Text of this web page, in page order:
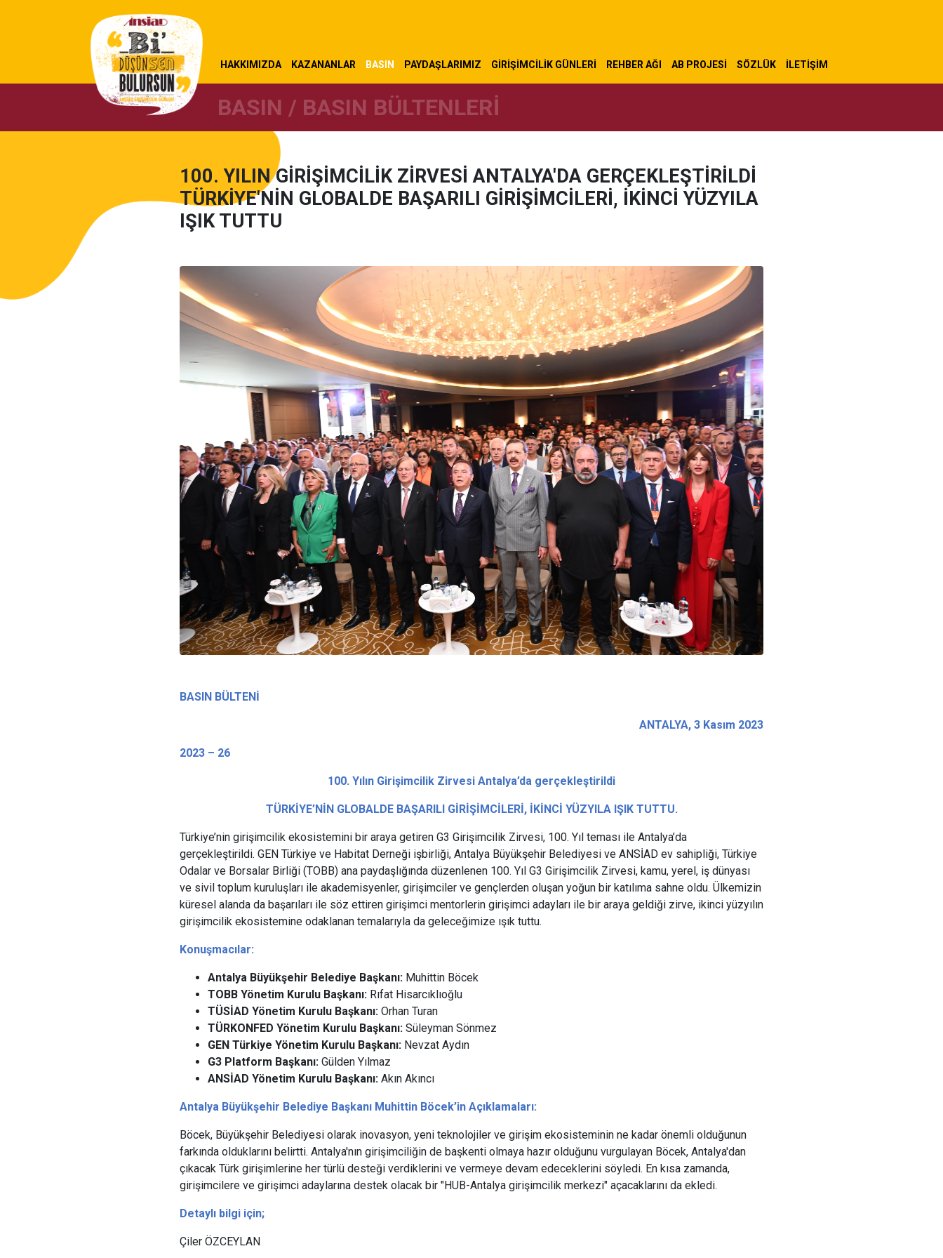
HAKKIMIZDA KAZANANLAR BASIN PAYDAŞLARIMIZ GIRIŞIMCILIK GÜNLERI REHBER AĞI AB PROJESİ SÖZLÜK İLETIŞIM
BASIN / BASIN BÜLTENLERI
100. YILIN GİRİŞİMCİLİK ZİRVESİ ANTALYA'DA GERÇEKLEŞTİRİLDİ
TÜRKİYE'NİN GLOBALDE BAŞARILI GİRİŞİMCİLERİ, İKİNCİ YÜZYILA
IŞIK TUTTU
BASIN BÜLTENİ
ANTALYA, 3 Kasım 2023
2023 – 26
100. Yılın Girişimcilik Zirvesi Antalya’da gerçekleştirildi
TÜRKİYE’NİN GLOBALDE BAŞARILI GİRİŞİMCİLERİ, İKİNCİ YÜZYILA IŞIK TUTTU.
Türkiye’nin girişimcilik ekosistemini bir araya getiren G3 Girişimcilik Zirvesi, 100. Yıl teması ile Antalya’da
gerçekleştirildi. GEN Türkiye ve Habitat Derneği işbirliği, Antalya Büyükşehir Belediyesi ve ANSİAD ev sahipliği, Türkiye
Odalar ve Borsalar Birliği (TOBB) ana paydaşlığında düzenlenen 100. Yıl G3 Girişimcilik Zirvesi, kamu, yerel, iş dünyası
ve sivil toplum kuruluşları ile akademisyenler, girişimciler ve gençlerden oluşan yoğun bir katılıma sahne oldu. Ülkemizin
küresel alanda da başarıları ile söz ettiren girişimci mentorlerin girişimci adayları ile bir araya geldiği zirve, ikinci yüzyılın
girişimcilik ekosistemine odaklanan temalarıyla da geleceğimize ışık tuttu.
Konuşmacılar:
Antalya Büyükşehir Belediye Başkanı:Muhittin Böcek
TOBB Yönetim Kurulu Başkanı:Rıfat Hisarcıklıoğlu
TÜSİAD Yönetim Kurulu Başkanı:Orhan Turan
TÜRKONFED Yönetim Kurulu Başkanı:Süleyman Sönmez
GEN Türkiye Yönetim Kurulu Başkanı:Nevzat Aydın
G3 Platform Başkanı:Gülden Yılmaz
ANSİAD Yönetim Kurulu Başkanı:Akın Akıncı
Antalya Büyükşehir Belediye Başkanı Muhittin Böcek’in Açıklamaları:
Böcek, Büyükşehir Belediyesi olarak inovasyon, yeni teknolojiler ve girişim ekosisteminin ne kadar önemli olduğunun
farkında olduklarını belirtti. Antalya'nın girişimciliğin de başkenti olmaya hazır olduğunu vurgulayan Böcek, Antalya'dan
çıkacak Türk girişimlerine her türlü desteği verdiklerini ve vermeye devam edeceklerini söyledi. En kısa zamanda,
girişimcilere ve girişimci adaylarına destek olacak bir "HUB-Antalya girişimcilik merkezi" açacaklarını da ekledi.
Detaylı bilgi için;
Çiler ÖZCEYLAN